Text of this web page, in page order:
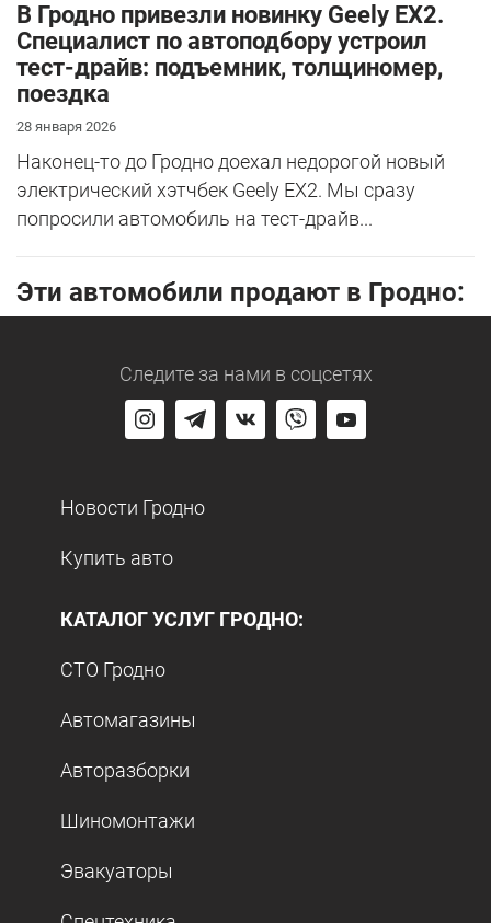
В Гродно привезли новинку Geely EX2.
Специалист по автоподбору устроил
тест-драйв: подъемник, толщиномер,
поездка
28 января 2026
Наконец-то до Гродно доехал недорогой новый
электрический хэтчбек Geely EX2. Мы сразу
попросили автомобиль на тест-драйв...
Эти автомобили продают в Гродно:
Следите за нами в соцсетях
Новости Гродно
Купить авто
КАТАЛОГ УСЛУГ ГРОДНО:
СТО Гродно
Автомагазины
Авторазборки
Шиномонтажи
Эвакуаторы